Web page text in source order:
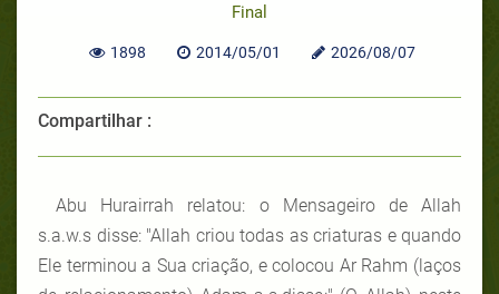
Final
1898 2014/05/01 2026/08/07
Compartilhar :
Abu Hurairrah relatou: o Mensageiro de Allah
s.a.w.s disse: "Allah criou todas as criaturas e quando
Ele terminou a Sua criação, e colocou Ar Rahm (laços